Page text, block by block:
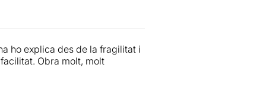
ho explica des de la fragilitat i
Obra molt, molt